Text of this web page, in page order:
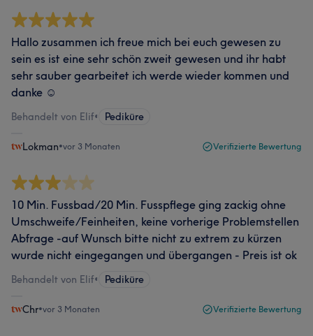
Hallo zusammen ich freue mich bei euch gewesen zu
sein es ist eine sehr schön zweit gewesen und ihr habt
sehr sauber gearbeitet ich werde wieder kommen und
danke ☺️
Behandelt von Elif• Pediküre
Lokman•vor 3 Monaten Verifizierte Bewertung
10 Min. Fussbad/20 Min. Fusspflege ging zackig ohne
Umschweife/Feinheiten, keine vorherige Problemstellen
Abfrage -auf Wunsch bitte nicht zu extrem zu kürzen
wurde nicht eingegangen und übergangen - Preis ist ok
Behandelt von Elif• Pediküre
Chr•vor 3 Monaten Verifizierte Bewertung